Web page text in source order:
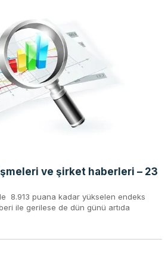
ve şirket haberleri – 23
8.913 puana kadar yükselen endeks
ile gerilese de dün günü artıda